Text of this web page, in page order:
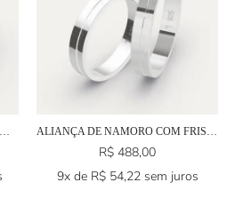
ALIANÇA DE NAMORO COM 5MM EM PRATA 925 ALIANÇA DE NAMORO COM FRISO EM PRATA 925
R$ 488,00
9x de R$54,22 sem juros